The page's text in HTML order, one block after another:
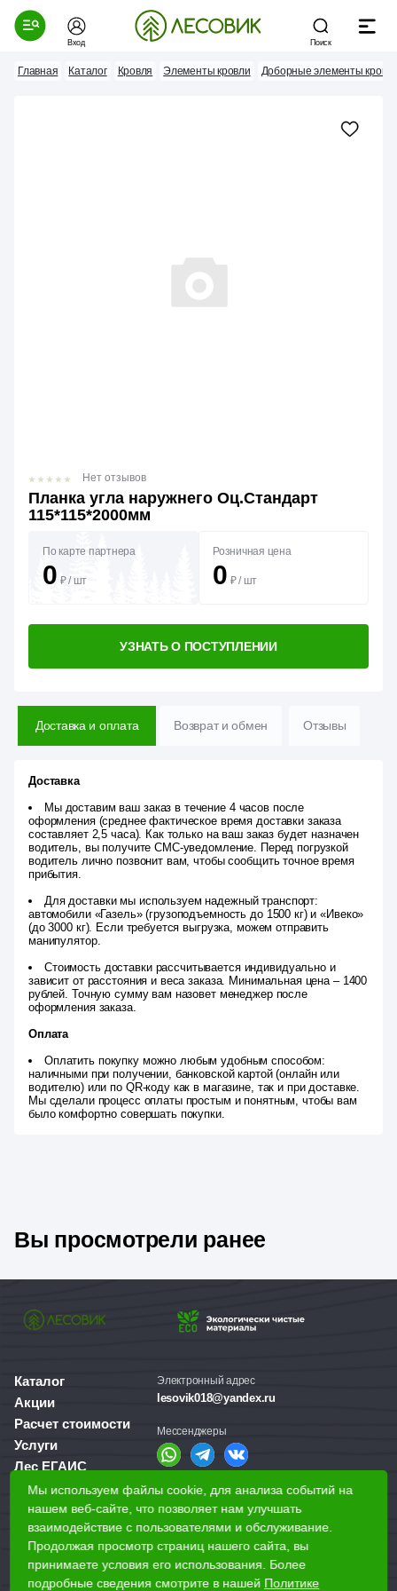
Вход Поиск
Главная Каталог Кровля Элементы кровли Доборные элементы
Планка угла наружнего Оц.Стандарт
115*115*2000мм
Нет отзывов
По карте партнера
0 ₽/ шт
Розничная цена
0 ₽/ шт
УЗНАТЬ О ПОСТУПЛЕНИИ
Доставка и оплата Возврат и обмен Отзывы
Доставка
Мы доставим ваш заказ в течение 4 часов после
оформления (среднее фактическое время доставки заказа
составляет 2,5 часа). Как только на ваш заказ будет назначен
водитель, вы получите СМС-уведомление. Перед погрузкой
водитель лично позвонит вам, чтобы сообщить точное время
прибытия.
Для доставки мы используем надежный транспорт:
автомобили «Газель» (грузоподъемность до 1500 кг) и «Ивеко»
(до 3000 кг). Если требуется выгрузка, можем отправить
манипулятор.
Стоимость доставки рассчитывается индивидуально и
зависит от расстояния и веса заказа. Минимальная цена – 1400
рублей. Точную сумму вам назовет менеджер после
оформления заказа.
Оплата
Оплатить покупку можно любым удобным способом:
наличными при получении, банковской картой (онлайн или
водителю) или по QR-коду как в магазине, так и при доставке.
Мы сделали процесс оплаты простым и понятным, чтобы вам
было комфортно совершать покупки.
Вы просмотрели ранее
Каталог
Акции
Расчет стоимости
Услуги
Лес ЕГАИС
О компании
Доставка и оплата
Для бизнеса
Наши магазины
Электронный адрес
lesovik018@yandex.ru
Мессенджеры
Справочная служба
+7 (3412) 77-60-50
Мы используем файлы cookie, для анализа событий на
нашем веб-сайте, что позволяет нам улучшать
взаимодействие с пользователями и обслуживание.
Продолжая просмотр страниц нашего сайта, вы
принимаете условия его использования. Более
подробные сведения смотрите в нашей Политике